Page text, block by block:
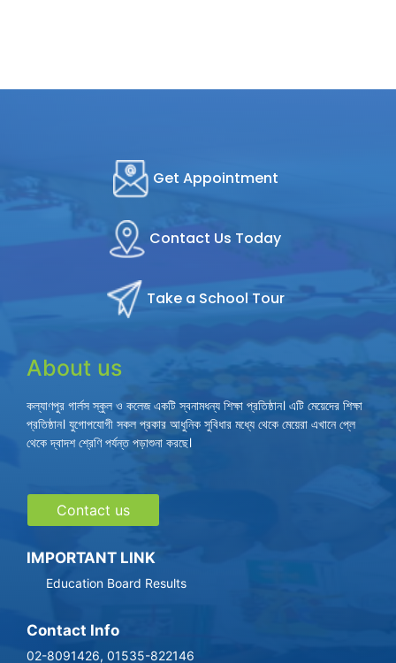
Get Appointment
Contact Us Today
Take a School Tour
About us
কল্যাণপুর গার্লস স্কুল ও কলেজ একটি স্বনামধন্য শিক্ষা প্রতিষ্ঠান। এটি মেয়েদের শিক্ষা
প্রতিষ্ঠান। যুগোপযোগী সকল প্রকার আধুনিক সুবিধার মধ্যে থেকে মেয়েরা এখানে প্লে
থেকে দ্বাদশ শ্রেণি পর্যন্ত পড়াশুনা করছে।
Contact us
IMPORTANT LINK
Education Board Results
Contact Info
02-8091426, 01535-822146